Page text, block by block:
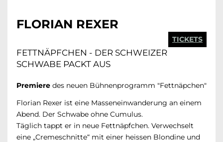
FLORIAN REXER
TICKETS
FETTNÄPFCHEN - DER SCHWEIZER
SCHWABE PACKT AUS
Premiere des neuen Bühnenprogramm "Fettnäpchen"
Florian Rexer ist eine Masseneinwanderung an einem
Abend. Der Schwabe ohne Cumulus.
Täglich tappt er in neue Fettnäpfchen. Verwechselt
eine „Cremeschnitte“ mit einer heissen Blondine und